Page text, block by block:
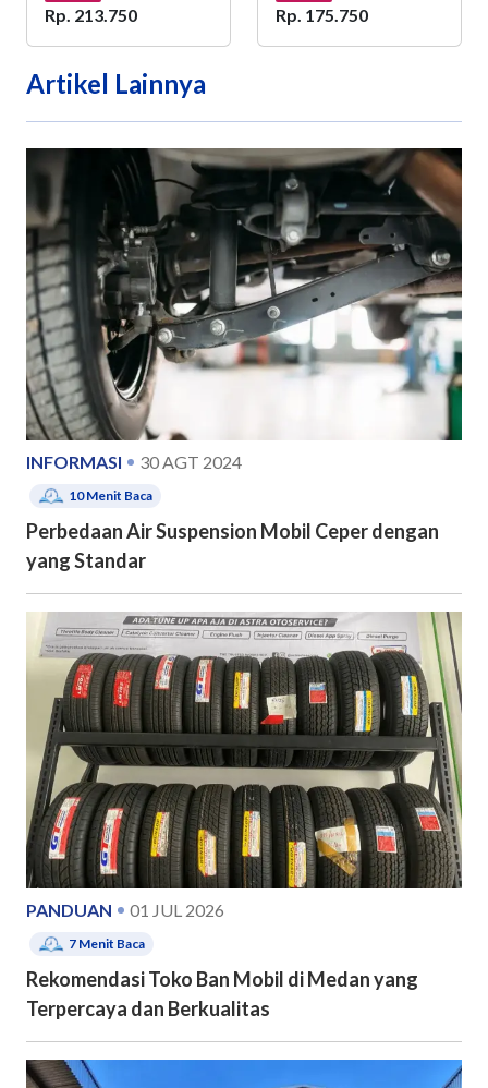
Rp. 213.750 Rp. 175.750
Artikel Lainnya
INFORMASI 30 AGT 2024
10Menit Baca
Perbedaan Air Suspension Mobil Ceper dengan
yang Standar
PANDUAN 01 JUL 2026
7 Menit Baca
Rekomendasi Toko Ban Mobil di Medan yang
Terpercaya dan Berkualitas